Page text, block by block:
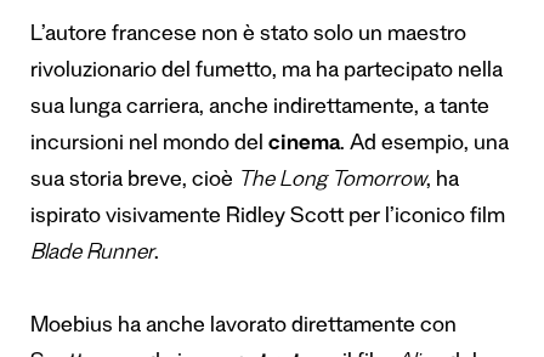
L’autore francese non è stato solo un maestro
rivoluzionario del fumetto, ma ha partecipato nella
sua lunga carriera, anche indirettamente, a tante
incursioni nel mondo del cinema. Ad esempio, una
sua storia breve, cioè The Long Tomorrow, ha
ispirato visivamente Ridley Scott per l’iconico film
Blade Runner.
Moebius ha anche lavorato direttamente con